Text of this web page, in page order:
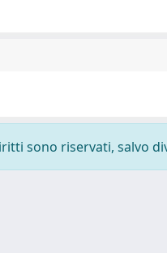
sono riservati, salvo